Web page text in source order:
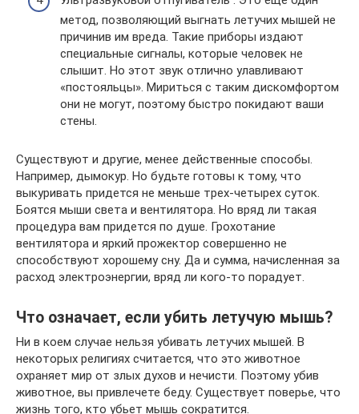
метод, позволяющий выгнать летучих мышей не
причинив им вреда. Такие приборы издают
специальные сигналы, которые человек не
слышит. Но этот звук отлично улавливают
«постояльцы». Мириться с таким дискомфортом
они не могут, поэтому быстро покидают ваши
стены.
Существуют и другие, менее действенные способы.
Например, дымокур. Но будьте готовы к тому, что
выкуривать придется не меньше трех-четырех суток.
Боятся мыши света и вентилятора. Но вряд ли такая
процедура вам придется по душе. Грохотание
вентилятора и яркий прожектор совершенно не
способствуют хорошему сну. Да и сумма, начисленная за
расход электроэнергии, вряд ли кого-то порадует.
Что означает, если убить летучую мышь?
Ни в коем случае нельзя убивать летучих мышей. В
некоторых религиях считается, что это животное
охраняет мир от злых духов и нечисти. Поэтому убив
животное, вы привлечете беду. Существует поверье, что
жизнь того, кто убьет мышь сократится.